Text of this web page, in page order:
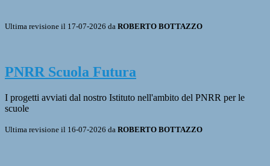
Ultima revisione il 17-07-2026 da ROBERTO BOTTAZZO
PNRR Scuola Futura
I progetti avviati dal nostro Istituto nell'ambito del PNRR per le
scuole
Ultima revisione il 16-07-2026 da ROBERTO BOTTAZZO